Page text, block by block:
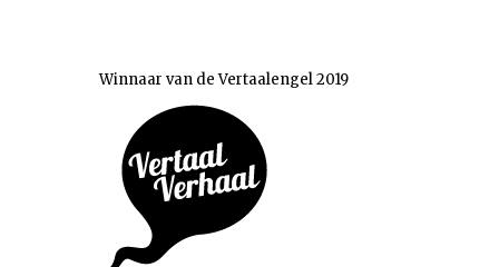
Winnaar van de Vertaalengel 2019